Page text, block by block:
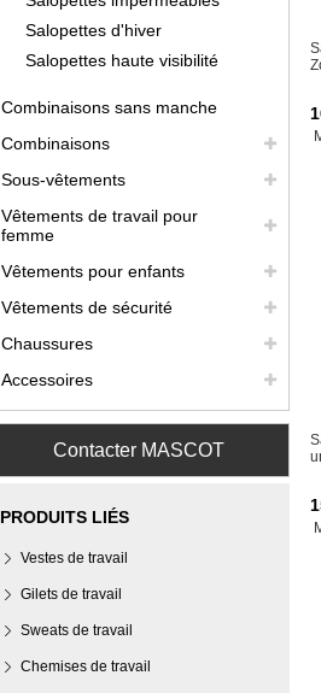
Salopettes d'hiver
Salopettes haute visibilité
Combinaisons sans manche
Combinaisons
Sous-vêtements
Vêtements de travail pour
femme
Vêtements pour enfants
Vêtements de sécurité
Chaussures
Accessoires
Contacter MASCOT
PRODUITS LIÉS
Vestes de travail
Gilets de travail
Sweats de travail
Chemises de travail